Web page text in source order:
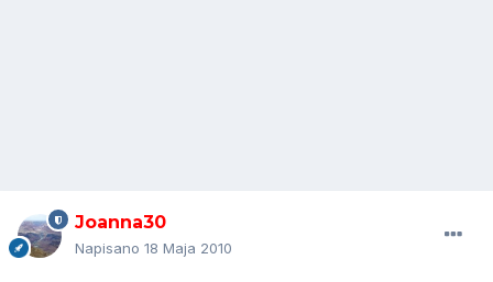
Joanna30
Napisano 18 Maja 2010